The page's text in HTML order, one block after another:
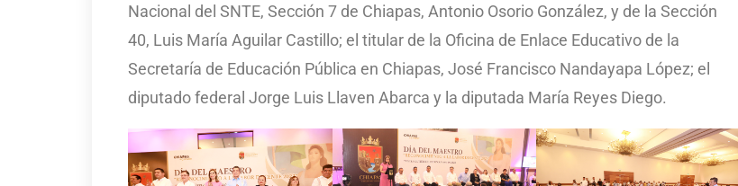
Nacional del SNTE, Sección 7 de Chiapas, Antonio Osorio González, y de la Sección
40, Luis María Aguilar Castillo; el titular de la Oficina de Enlace Educativo de la
Secretaría de Educación Pública en Chiapas, José Francisco Nandayapa López; el
diputado federal Jorge Luis Llaven Abarca y la diputada María Reyes Diego.